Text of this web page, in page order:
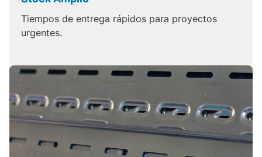
Tiempos de entrega rápidos para proyectos
urgentes.